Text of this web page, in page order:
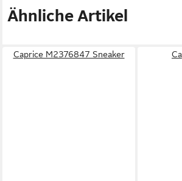
Ähnliche Artikel
Caprice M2376847 Sneaker